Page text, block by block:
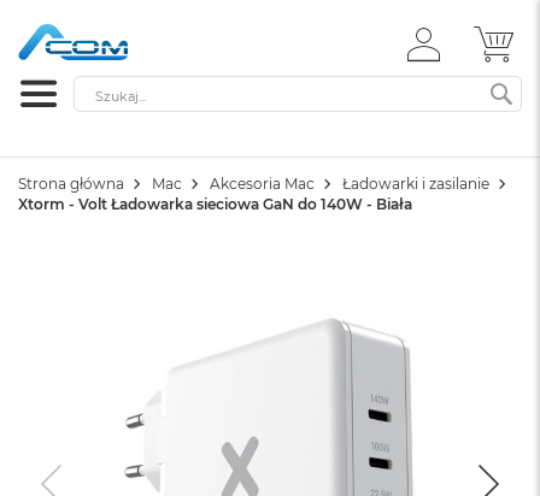
ZALOGUJ
SIĘ
Szukaj
Strona główna Mac Akcesoria Mac
Ładowarki i zasilanie
Xtorm - Volt Ładowarka sieciowa GaN do 140W - Biała